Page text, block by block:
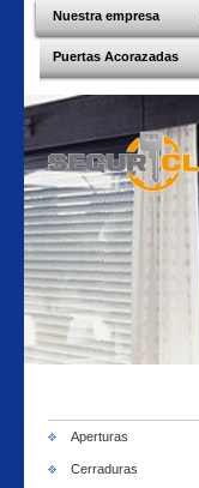
Nuestra empresa
Puertas Acorazadas
Aperturas
Cerraduras